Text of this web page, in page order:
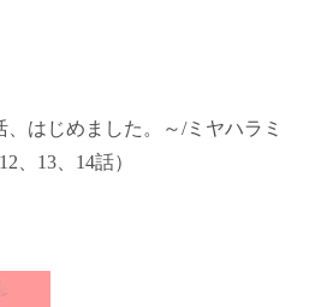
、はじめました。～/ミヤハラミ
、13、14話）